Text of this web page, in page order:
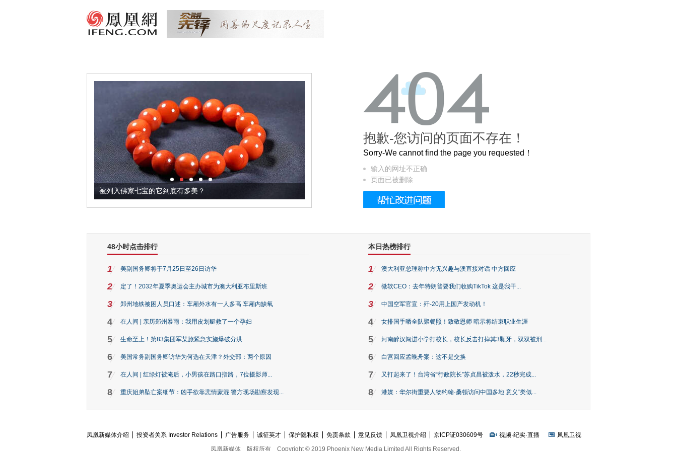
被列入佛家七宝的它到底有多美？ 这个3.2米的长卷，还原了600岁的紫禁城
抱歉-您访问的页面不存在！
Sorry-We cannot find the page you requested！
输入的网址不正确
页面已被删除
48小时点击排行
1 美副国务卿将于7月25日至26日访华
2 定了！2032年夏季奥运会主办城市为澳大利亚布里斯班
3 郑州地铁被困人员口述：车厢外水有一人多高 车厢内缺氧
4 在人间 | 亲历郑州暴雨：我用皮划艇救了一个孕妇
5 生命至上！第83集团军某旅紧急实施爆破分洪
6 美国常务副国务卿访华为何选在天津？外交部：两个原因
7 在人间 | 红绿灯被淹后，小男孩在路口指路，7位摄影师...
8 重庆姐弟坠亡案细节：凶手欲靠悲情蒙混 警方现场勘察发现...
本日热榜排行
1 澳大利亚总理称中方无兴趣与澳直接对话 中方回应
2 微软CEO：去年特朗普要我们收购TikTok 这是我干...
3 中国空军官宣：歼-20用上国产发动机！
4 女排国手晒全队聚餐照！致敬恩师 暗示将结束职业生涯
5 河南醉汉闯进小学打校长，校长反击打掉其3颗牙，双双被刑...
6 白宫回应孟晚舟案：这不是交换
7 又打起来了！台湾省“行政院长”苏贞昌被泼水，22秒完成...
8 港媒：华尔街重要人物约翰·桑顿访问中国多地 意义“类似...
凤凰新媒体介绍 投资者关系 Investor Relations 广告服务 诚征英才 保护隐私权 免责条款 意见反馈 凤凰卫视介绍 京ICP证030609号 视频·纪实·直播
凤凰卫视
凤凰新媒体
版权所有 Copyright © 2019 Phoenix New Media Limited All Rights Reserved.